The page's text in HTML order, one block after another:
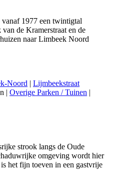
1977 een twintigtal
de Kramerstraat en de
naar Limbeek Noord
Noord | Lijmbeekstraat
| Overige Parken / Tuinen |
strook langs de Oude
omgeving wordt hier
het fijn toeven in een gastvrije